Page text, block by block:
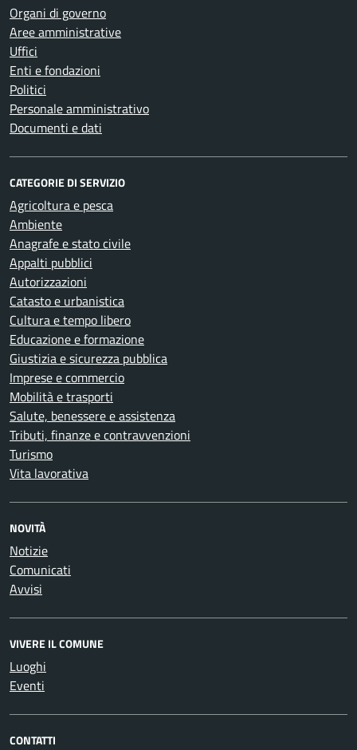
Organi di governo
Aree amministrative
Uffici
Enti e fondazioni
Politici
Personale amministrativo
Documenti e dati
CATEGORIE DI SERVIZIO
Agricoltura e pesca
Ambiente
Anagrafe e stato civile
Appalti pubblici
Autorizzazioni
Catasto e urbanistica
Cultura e tempo libero
Educazione e formazione
Giustizia e sicurezza pubblica
Imprese e commercio
Mobilità e trasporti
Salute, benessere e assistenza
Tributi, finanze e contravvenzioni
Turismo
Vita lavorativa
NOVITÀ
Notizie
Comunicati
Avvisi
VIVERE IL COMUNE
Luoghi
Eventi
CONTATTI